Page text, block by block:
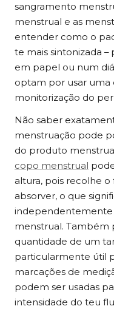
sangramento
menstrual e as
entender como o
te mais sintonizada
em papel ou num
optam por usar uma
monitorização do
Não saber
menstruação pode
do produto
copo menstrual
altura, pois recolhe
absorver, o que
independentemente
menstrual. Também
quantidade de um
particularmente útil
marcações de
podem ser usadas
intensidade do teu